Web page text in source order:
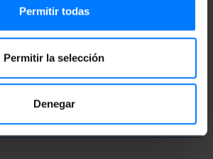
Permitir todas
Permitir la selección
Denegar